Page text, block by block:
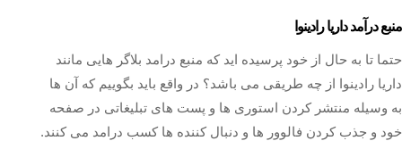
منبع درآمد داریا رادینوا
حتما تا به حال از خود پرسیده اید که منبع درامد بلاگر هایی مانند
داریا رادینوا از چه طریقی می باشد؟ در واقع باید بگوییم که آن ها
به وسیله منتشر کردن استوری ها و پست های تبلیغاتی در صفحه
خود و جذب کردن فالوور ها و دنبال کننده ها کسب درامد می کنند.